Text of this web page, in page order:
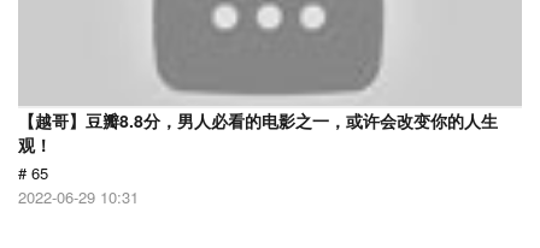
【越哥】豆瓣8.8分，男人必看的电影之一，或许会改变你的人生
观！
# 65
2022-06-29 10:31